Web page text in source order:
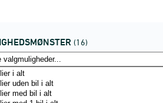
(16)